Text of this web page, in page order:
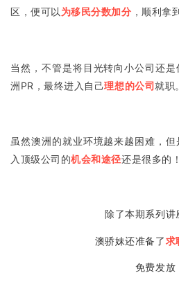
区，便可以 为移民分数加分 ，顺利拿
当然，不管是将目光转向小公司还是
洲PR，最终进入自己理想的公司就职。
虽然澳洲的就业环境越来越困难，但
入顶级公司的机会和途径还是很多的！
除了本期系列讲
澳骄妹还准备了求
免费发放